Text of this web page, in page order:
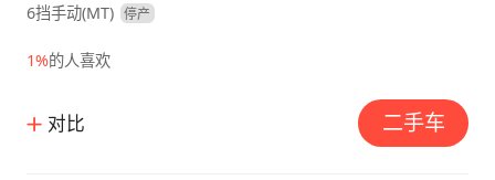
6挡手动(MT) 停产
1%的人喜欢
对比 二手车